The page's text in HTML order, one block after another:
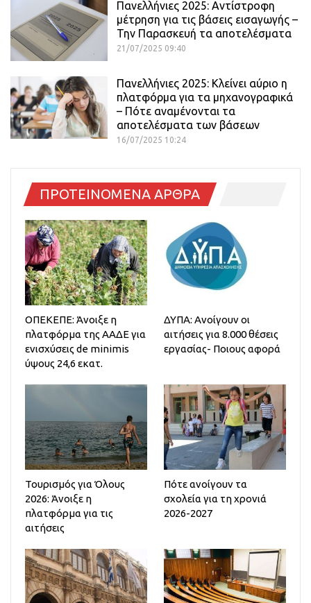
Πανελλήνιες 2025: Αντίστροφη
μέτρηση για τις βάσεις εισαγωγής –
Την Παρασκευή τα αποτελέσματα
21/07/2025 09:40
Πανελλήνιες 2025: Κλείνει αύριο η
πλατφόρμα για τα μηχανογραφικά
– Πότε αναμένονται τα
αποτελέσματα των βάσεων
16/07/2025 10:24
ΠΡΟΤΕΙΝΟΜΕΝΑ ΑΡΘΡΑ
ΟΠΕΚΕΠΕ: Άνοιξε η
πλατφόρμα της ΑΑΔΕ για
ενισχύσεις de minimis
ύψους 24,6 εκατ.
ΔΥΠΑ: Ανοίγουν οι
αιτήσεις για 8.000 θέσεις
εργασίας- Ποιους αφορά
Τουρισμός για Όλους
2026: Άνοιξε η
πλατφόρμα για τις
αιτήσεις
Πότε ανοίγουν τα
σχολεία για τη χρονιά
2026-2027